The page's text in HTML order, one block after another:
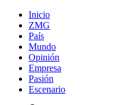
Inicio
ZMG
País
Mundo
Opinión
Empresa
Pasión
Escenario